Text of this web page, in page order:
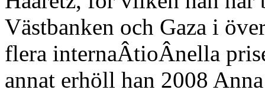
Västbanken och Gaza i
flera internaÂ­tioÂ­nella
annat erhöll han 2008